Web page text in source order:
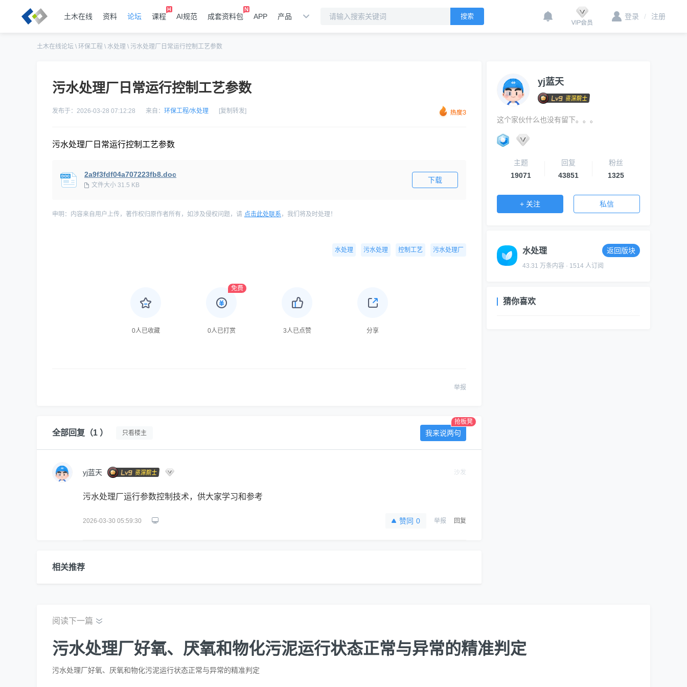
土木在线 资料 论坛 课程 AI规范 成套资料包 APP 产品 登录 / 注册
土木在线论坛 \ 环保工程 \ 水处理 \ 污水处理厂日常运行控制工艺参数
污水处理厂日常运行控制工艺参数
发布于：2026-03-28 07:12:28 来自： 环保工程/水处理 [复制转发]
污水处理厂日常运行控制工艺参数
2a9f3fdf04a707223fb8.doc
文件大小 31.5 KB
下载
申明：内容来自用户上传，著作权归原作者所有，如涉及侵权问题，请 点击此处联系 ，我们将及时处理！
污水处理厂
控制工艺
污水处理
水处理
0人已收藏 0人已打赏
免费
3人已点赞 分享
举报
全部回复 （1 ） 只看楼主 我来说两句
抢板凳
yj蓝天 沙发
污水处理厂运行参数控制技术，供大家学习和参考
2026-03-30 05:59:30 回复
举报
赞同 0
相关推荐
yj蓝天
这个家伙什么也没有留下。。。
主题
19071
回复
43851
粉丝
1325
+ 关注 私信
水处理 返回版块
43.31 万条内容 · 1514 人订阅
猜你喜欢
阅读下一篇
污水处理厂好氧、厌氧和物化污泥运行状态正常与异常的精准判定
污水处理厂好氧、厌氧和物化污泥运行状态正常与异常的精准判定